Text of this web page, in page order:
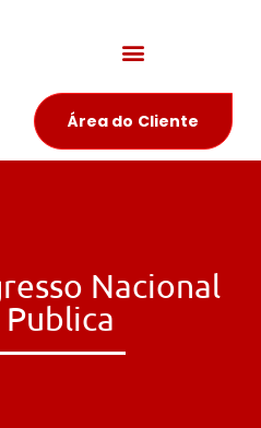
Área do Cliente
Nacional